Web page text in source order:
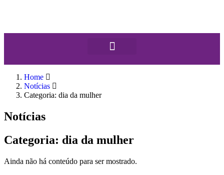
Home
Notícias
Categoria: dia da mulher
Notícias
Categoria: dia da mulher
Ainda não há conteúdo para ser mostrado.